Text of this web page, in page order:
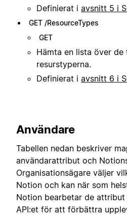
Definierat i avsnitt 5 i
GET /ResourceTypes
GET
Hämta en lista över
resurstyperna.
Definierat i avsnitt 6 i
Användare
Tabellen nedan beskriver
användarattribut och
Organisationsägare väljer
Notion och kan när som
Notion bearbetar de
API:et för att förbättra